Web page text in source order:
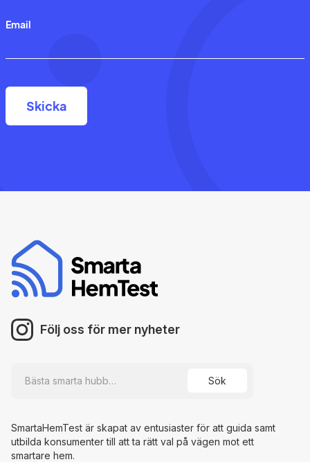
Email
Följ oss för mer nyheter
SmartaHemTest är skapat av entusiaster för att guida samt
utbilda konsumenter till att ta rätt val på vägen mot ett
smartare hem.